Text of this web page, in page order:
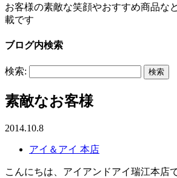
お客様の素敵な笑顔やおすすめ商品な
載です
ブログ内検索
検索:
素敵なお客様
2014.10.8
アイ＆アイ 本店
こんにちは、アイアンドアイ瑞江本店で